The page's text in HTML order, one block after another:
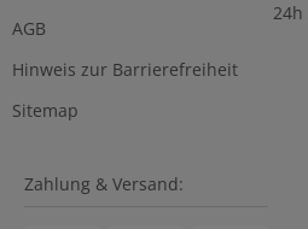
AGB
Hinweis zur Barrierefreiheit
Sitemap
24h
Zahlung & Versand: